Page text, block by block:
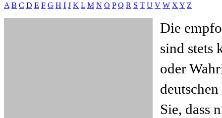
A B C D E F G H I J K L M N O P Q R S T U V W X Y Z
Die
sind stets
oder
Sie, dass